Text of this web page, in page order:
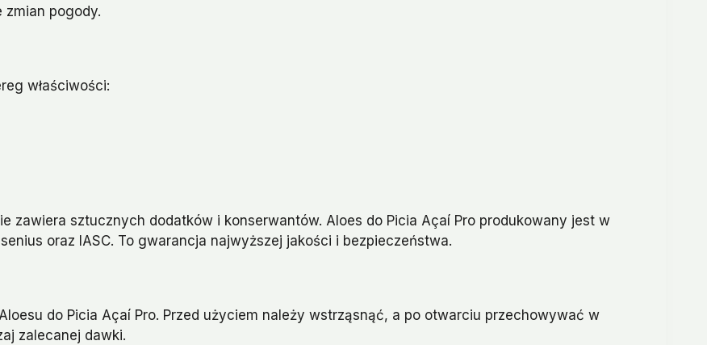
zmian pogody.
właściwości:
zawiera sztucznych dodatków i konserwantów. Aloes do Picia Açaí Pro produkowany jest w
oraz IASC. To gwarancja najwyższej jakości i bezpieczeństwa.
do Picia Açaí Pro. Przed użyciem należy wstrząsnąć, a po otwarciu przechowywać w
zalecanej dawki.